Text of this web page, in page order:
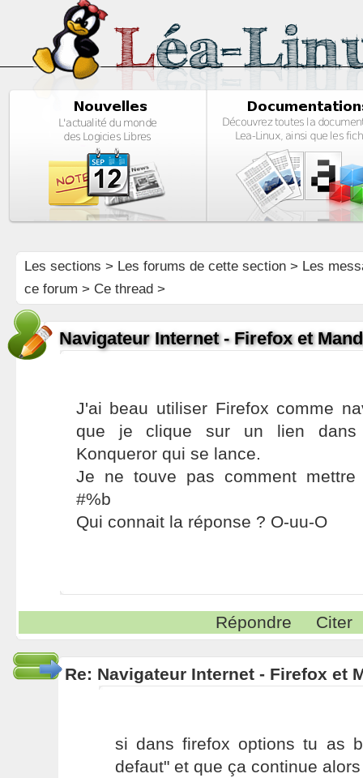
Les sections > Les forums de cette section> Les
ce forum > Ce thread >
Navigateur Internet - Firefox et
J'ai beau utiliser Firefox comme
que je clique sur un lien dans
Konqueror qui se lance.
Je ne touve pas comment mettre
#%b
Qui connait la réponse ? O-uu-O
Répondre Citer
Re: Navigateur Internet - Firefox et
si dans firefox options tu as
defaut" et que ça continue alors